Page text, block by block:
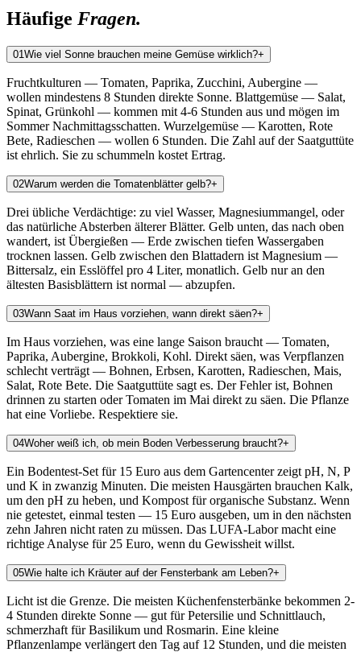
Häufige Fragen.
01 Wie viel Sonne brauchen meine Gemüse wirklich?+
Fruchtkulturen — Tomaten, Paprika, Zucchini, Aubergine —
wollen mindestens 8 Stunden direkte Sonne. Blattgemüse — Salat,
Spinat, Grünkohl — kommen mit 4-6 Stunden aus und mögen im
Sommer Nachmittagsschatten. Wurzelgemüse — Karotten, Rote
Bete, Radieschen — wollen 6 Stunden. Die Zahl auf der Saatguttüte
ist ehrlich. Sie zu schummeln kostet Ertrag.
02Warum werden die Tomatenblätter gelb?+
Drei übliche Verdächtige: zu viel Wasser, Magnesiummangel, oder
das natürliche Absterben älterer Blätter. Gelb unten, das nach oben
wandert, ist Übergießen — Erde zwischen tiefen Wassergaben
trocknen lassen. Gelb zwischen den Blattadern ist Magnesium —
Bittersalz, ein Esslöffel pro 4 Liter, monatlich. Gelb nur an den
ältesten Basisblättern ist normal — abzupfen.
03Wann Saat im Haus vorziehen, wann direkt säen?+
Im Haus vorziehen, was eine lange Saison braucht — Tomaten,
Paprika, Aubergine, Brokkoli, Kohl. Direkt säen, was Verpflanzen
schlecht verträgt — Bohnen, Erbsen, Karotten, Radieschen, Mais,
Salat, Rote Bete. Die Saatguttüte sagt es. Der Fehler ist, Bohnen
drinnen zu starten oder Tomaten im Mai direkt zu säen. Die Pflanze
hat eine Vorliebe. Respektiere sie.
04Woher weiß ich, ob mein Boden Verbesserung braucht?+
Ein Bodentest-Set für 15 Euro aus dem Gartencenter zeigt pH, N, P
und K in zwanzig Minuten. Die meisten Hausgärten brauchen Kalk,
um den pH zu heben, und Kompost für organische Substanz. Wenn
nie getestet, einmal testen — 15 Euro ausgeben, um in den nächsten
zehn Jahren nicht raten zu müssen. Das LUFA-Labor macht eine
richtige Analyse für 25 Euro, wenn du Gewissheit willst.
05Wie halte ich Kräuter auf der Fensterbank am Leben?+
Licht ist die Grenze. Die meisten Küchenfensterbänke bekommen 2-
4 Stunden direkte Sonne — gut für Petersilie und Schnittlauch,
schmerzhaft für Basilikum und Rosmarin. Eine kleine
Pflanzenlampe verlängert den Tag auf 12 Stunden, und die meisten